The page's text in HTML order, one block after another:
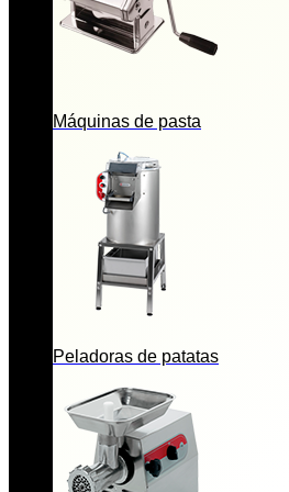
Máquinas de pasta
Peladoras de patatas